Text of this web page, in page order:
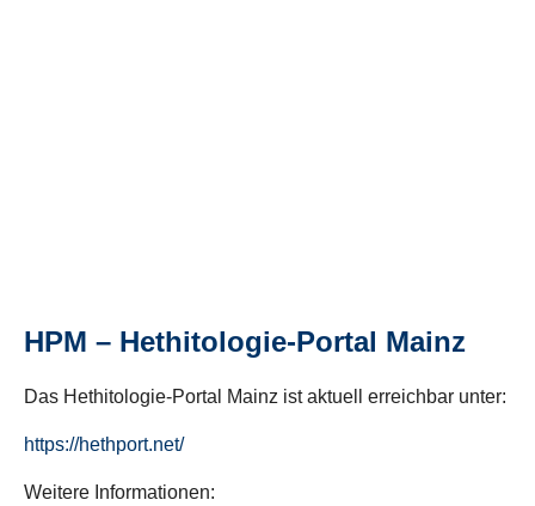
HPM – Hethitologie-Portal Mainz
Das Hethitologie-Portal Mainz ist aktuell erreichbar unter:
https://hethport.net/
Weitere Informationen: